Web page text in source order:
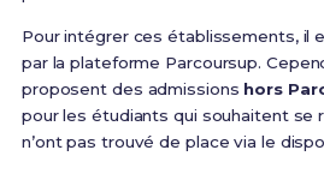
Pour intégrer ces établissements, il
par la plateforme Parcoursup.
proposent des admissions hors
pour les étudiants qui souhaitent se
n’ont pas trouvé de place via le